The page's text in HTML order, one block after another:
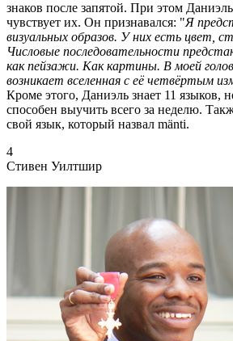
знаков после запятой. При этом
чувствует их. Он признавался: "Я
визуальных образов. У них есть цвет,
Числовые последовательности
как пейзажи. Как картины. В моей
возникает вселенная с её четвёртым
Кроме этого, Даниэль знает 11 языков,
способен выучить всего за неделю.
свой язык, который назвал mänti.
4
Стивен Уилтшир